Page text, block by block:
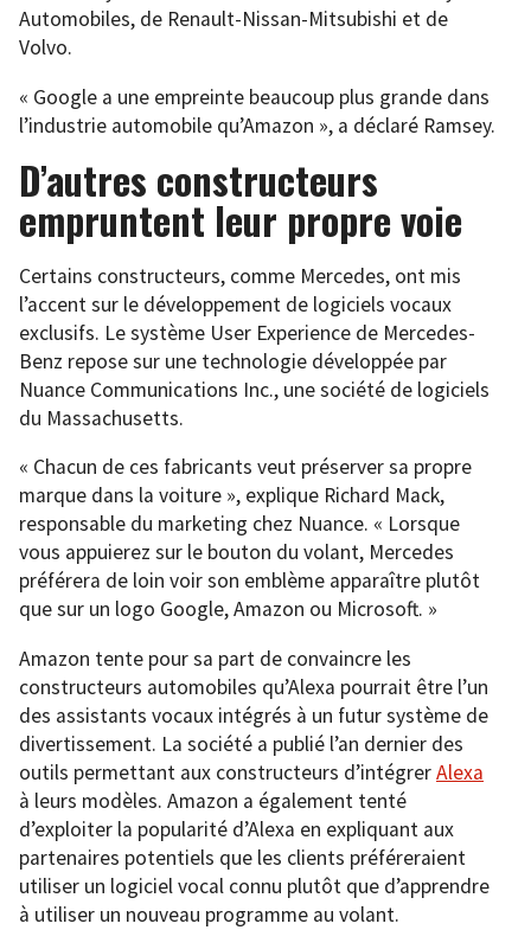
Automobiles, de Renault-Nissan-Mitsubishi et de
Volvo.
« Google a une empreinte beaucoup plus grande dans
l’industrie automobile qu’Amazon », a déclaré Ramsey.
D’autres constructeurs
empruntent leur propre voie
Certains constructeurs, comme Mercedes, ont mis
l’accent sur le développement de logiciels vocaux
exclusifs. Le système User Experience de Mercedes-
Benz repose sur une technologie développée par
Nuance Communications Inc., une société de logiciels
du Massachusetts.
« Chacun de ces fabricants veut préserver sa propre
marque dans la voiture », explique Richard Mack,
responsable du marketing chez Nuance. « Lorsque
vous appuierez sur le bouton du volant, Mercedes
préférera de loin voir son emblème apparaître plutôt
que sur un logo Google, Amazon ou Microsoft. »
Amazon tente pour sa part de convaincre les
constructeurs automobiles qu’Alexa pourrait être l’un
des assistants vocaux intégrés à un futur système de
divertissement. La société a publié l’an dernier des
outils permettant aux constructeurs d’intégrerAlexa
à leurs modèles. Amazon a également tenté
d’exploiter la popularité d’Alexa en expliquant aux
partenaires potentiels que les clients préféreraient
utiliser un logiciel vocal connu plutôt que d’apprendre
à utiliser un nouveau programme au volant.